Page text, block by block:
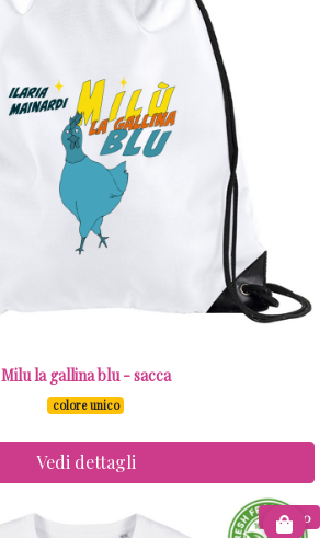
Milu la gallina blu - sacca
colore unico
Vedi dettagli
€ 14.00